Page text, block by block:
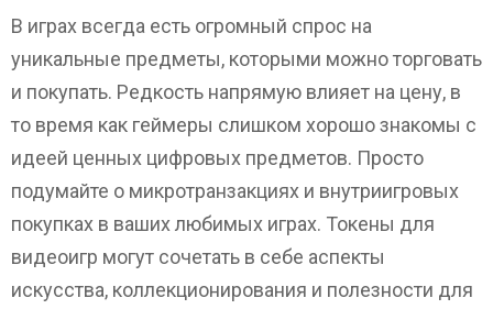
В играх всегда есть огромный спрос на
уникальные предметы, которыми можно торговать
и покупать. Редкость напрямую влияет на цену, в
то время как геймеры слишком хорошо знакомы с
идеей ценных цифровых предметов. Просто
подумайте о микротранзакциях и внутриигровых
покупках в ваших любимых играх. Токены для
видеоигр могут сочетать в себе аспекты
искусства, коллекционирования и полезности для